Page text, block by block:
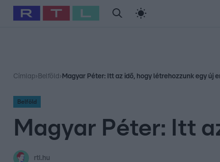
Babits Marcella Szellő István Most Wanted
Címlap› Belföld › Magyar Péter: Itt az idő, hogy létrehozzunk egy új
Belföld
Magyar Péter: Itt
rtl.hu